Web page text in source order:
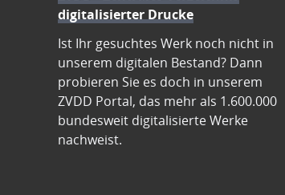
digitalisierter Drucke
Ist Ihr gesuchtes Werk noch nicht in
unserem digitalen Bestand? Dann
probieren Sie es doch in unserem
ZVDD Portal, das mehr als 1.600.000
bundesweit digitalisierte Werke
nachweist.